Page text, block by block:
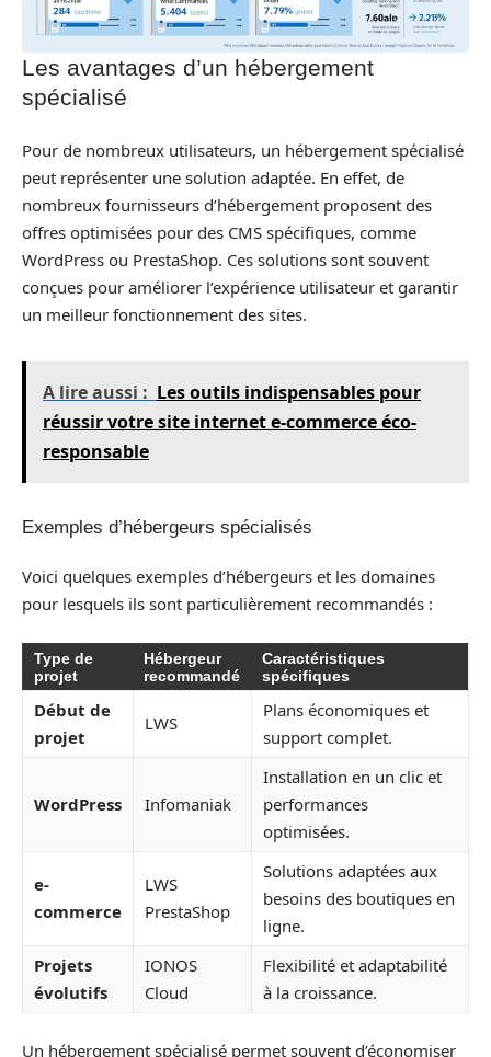
Les avantages d’un hébergement
spécialisé
Pour de nombreux utilisateurs, un hébergement spécialisé
peut représenter une solution adaptée. En effet, de
nombreux fournisseurs d’hébergement proposent des
offres optimisées pour des CMS spécifiques, comme
WordPress ou PrestaShop. Ces solutions sont souvent
conçues pour améliorer l’expérience utilisateur et garantir
un meilleur fonctionnement des sites.
A lire aussi : Les outils indispensables pour
réussir votre site internet e-commerce éco-
responsable
Exemples d’hébergeurs spécialisés
Voici quelques exemples d’hébergeurs et les domaines
pour lesquels ils sont particulièrement recommandés :
Type de
projet
Hébergeur
recommandé
Caractéristiques
spécifiques
Début de
projet
LWS
Plans économiques et
support complet.
WordPress Infomaniak
Installation en un clic et
performances
optimisées.
e-
commerce
LWS
PrestaShop
Solutions adaptées aux
besoins des boutiques en
ligne.
Projets
évolutifs
IONOS
Cloud
Flexibilité et adaptabilité
à la croissance.
Un hébergement spécialisé permet souvent d’économiser